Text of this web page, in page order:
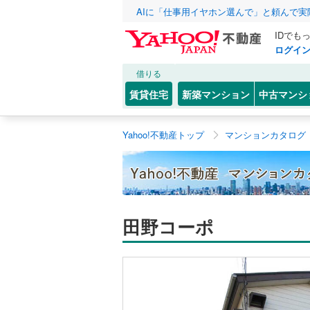
AIに「仕事用イヤホン選んで」と頼んで
IDでも
ログイン
借りる
賃貸住宅 新築マンション 中古マンシ
Yahoo!不動産トップ マンションカタログ
田野コーポ